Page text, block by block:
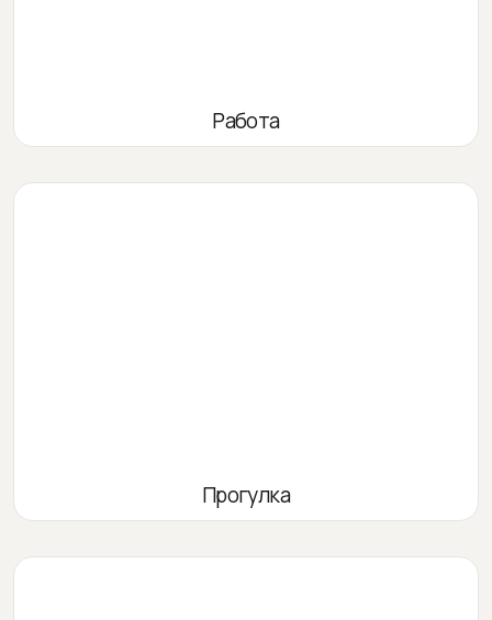
Работа
Прогулка